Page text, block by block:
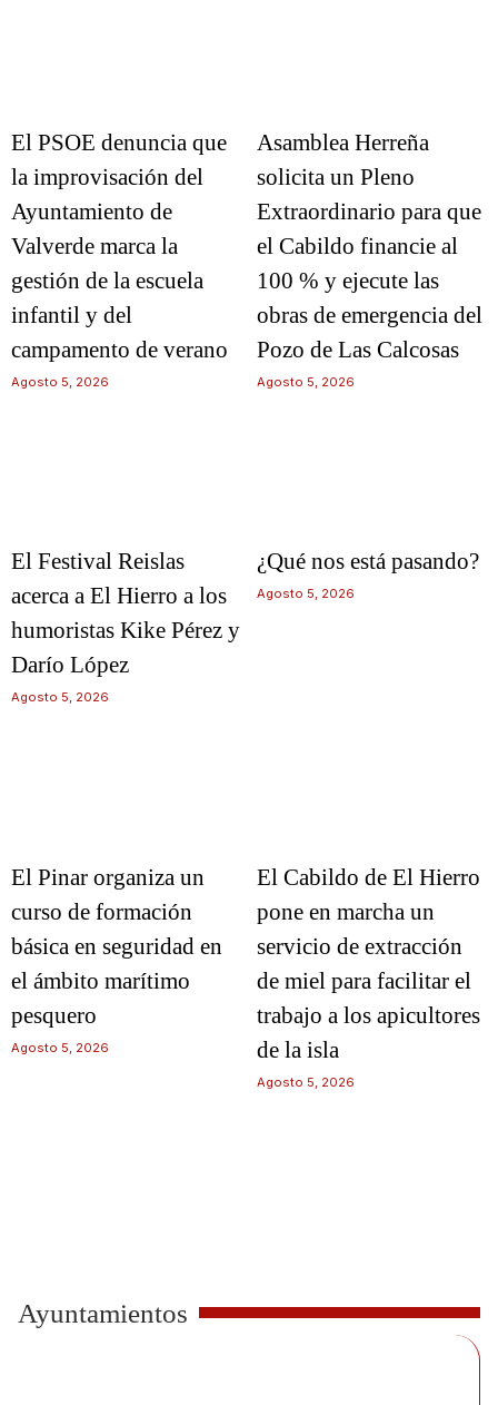
El PSOE denuncia que
la improvisación del
Ayuntamiento de
Valverde marca la
gestión de la escuela
infantil y del
campamento de verano
Agosto 5, 2026
Asamblea Herreña
solicita un Pleno
Extraordinario para que
el Cabildo financie al
100 % y ejecute las
obras de emergencia del
Pozo de Las Calcosas
Agosto 5, 2026
El Festival Reislas
acerca a El Hierro a los
humoristas Kike Pérez y
Darío López
Agosto 5, 2026
¿Qué nos está pasando?
Agosto 5, 2026
El Pinar organiza un
curso de formación
básica en seguridad en
el ámbito marítimo
pesquero
Agosto 5, 2026
El Cabildo de El Hierro
pone en marcha un
servicio de extracción
de miel para facilitar el
trabajo a los apicultores
de la isla
Agosto 5, 2026
Ayuntamientos